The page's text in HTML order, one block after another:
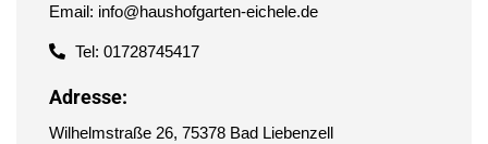
Email: info@haushofgarten-eichele.de
Tel: 01728745417
Adresse:
Wilhelmstraße 26, 75378 Bad Liebenzell